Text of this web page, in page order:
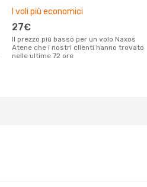
I voli più economici
27€
Il prezzo più basso per un volo Naxos
Atene che i nostri clienti hanno trovato
nelle ultime 72 ore